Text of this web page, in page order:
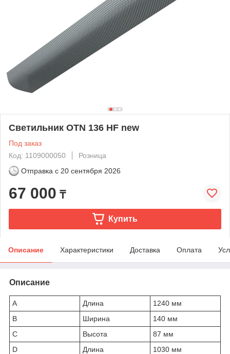
Светильник OTN 136 HF new
Под заказ
Код: 1109000050
Розница
Отправка с 20 сентября 2026
67 000 ₸
Купить
Описание Характеристики Доставка Оплата
Описание
A Длина
1240 мм
B
Ширина
140 мм
C
Высота
87 мм
D
Длина
1030 мм